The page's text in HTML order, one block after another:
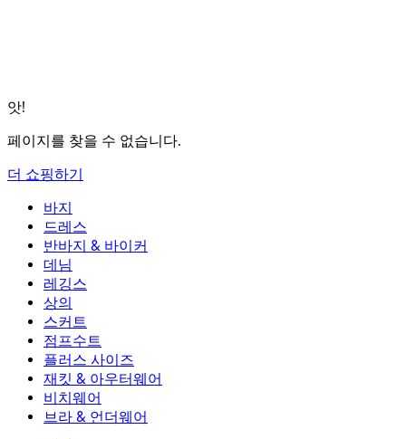
앗!
페이지를 찾을 수 없습니다.
더 쇼핑하기
바지
바지
조거
작업 바지
플로우 팬츠
드레스
드레스
액티브 드레스
맥시 & 미디 드레스
미니 드레스
반바지 & 바이커
반바지 & 바이커
바이커
데님 반바지
2.5인치 반바지
데님
데님
데님 레깅스
와이드 진
데님 반바지
데님 스커트
레깅스
레깅스
데님 레깅스
힙업 레깅스
요가 레깅스
상의
상의
스포츠 브라
티셔츠
스커트
스커트
액티브 스커트
미니 스커트
맥시 & 미디 스커트
점프수트
점프수트
오버롤
롬퍼
플러스 사이즈
플러스 사이즈
플러스 사이즈 하의
플러스 사이즈 상의
플러스 사이즈 드레스
재킷 & 아우터웨어
재킷 & 아우터웨어
재킷 & 아우터웨어
아우터웨어
비치웨어
비치웨어
수영복 상의
브라 & 언더웨어
브라 & 언더웨어